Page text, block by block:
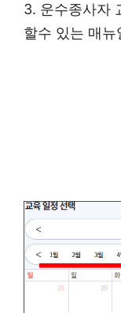
3. 운수종사자
할수 있는 매